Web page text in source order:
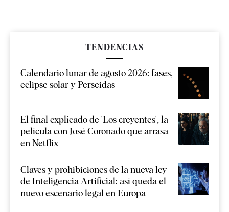
TENDENCIAS
Calendario lunar de agosto 2026: fases,
eclipse solar y Perseidas
El final explicado de 'Los creyentes', la
película con José Coronado que arrasa
en Netflix
Claves y prohibiciones de la nueva ley
de Inteligencia Artificial: así queda el
nuevo escenario legal en Europa